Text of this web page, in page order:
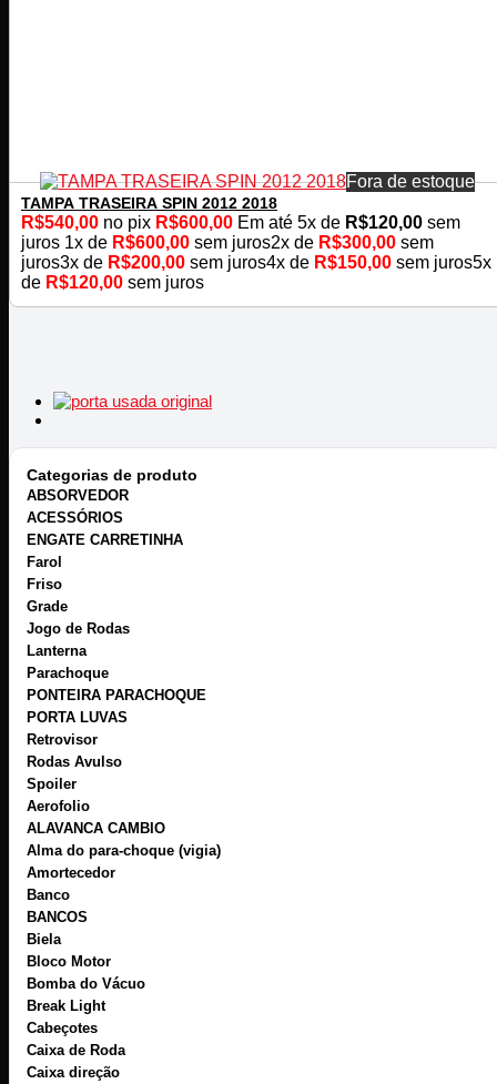
Fora de estoque
TAMPA TRASEIRA SPIN 2012 2018
R$540,00 no pix R$600,00 Em até 5x de R$120,00 sem
juros 1x de R$600,00 sem juros2x de R$300,00 sem
juros3x de R$200,00 sem juros4x de R$150,00 sem juros5x
de R$120,00 sem juros
Categorias de produto
ABSORVEDOR
ACESSÓRIOS
ENGATE CARRETINHA
Farol
Friso
Grade
Jogo de Rodas
Lanterna
Parachoque
PONTEIRA PARACHOQUE
PORTA LUVAS
Retrovisor
Rodas Avulso
Spoiler
Aerofolio
ALAVANCA CAMBIO
Alma do para-choque (vigia)
Amortecedor
Banco
BANCOS
Biela
Bloco Motor
Bomba do Vácuo
Break Light
Cabeçotes
Caixa de Roda
Caixa direção